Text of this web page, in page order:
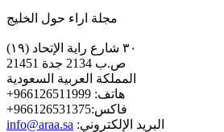
مجلة اراء حول الخليج
٣٠ شارع راية الإتحاد (١٩)
ص.ب 2134 جدة 21451
المملكة العربية السعودية
+هاتف: 966126511999
+فاكس:966126531375
info@araa.sa :البريد الإلكتروني